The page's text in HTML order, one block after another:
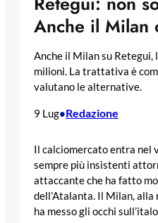
Anche il Milan
Anche il Milan su Retegui,
milioni. La trattativa è
valutano le alternative.
9 Lug•Redazione
Il calciomercato entra nel
sempre più insistenti
attaccante che ha fatto
dell’Atalanta. Il Milan,
ha messo gli occhi